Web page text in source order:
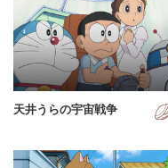
天井うらの宇宙戦争